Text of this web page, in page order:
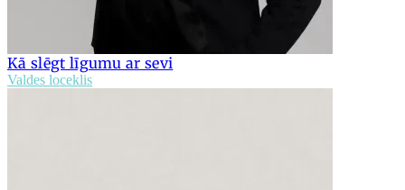
Kā slēgt līgumu ar sevi
Valdes loceklis